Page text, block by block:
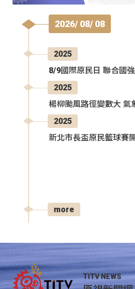
2026/ 08/ 08
2025
8/9國際原民日 聯合國
2025
楊柳颱風路徑變數大 氣
2025
新北市長盃原民籃球賽
more
TITV NEWS